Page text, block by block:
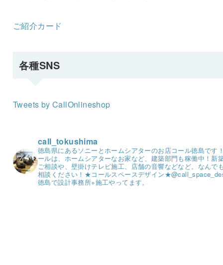
ご紹介カード
各種SNS
Tweets by CallOnlineshop
call_tokushima
徳島県にあるソニーとホームシアターのお店コール徳島です
ールは、ホームシアターなお家など、建築部門も稼働中！ 新
ご相談や、壁掛けテレビ施工、店舗の音響などなど。 なんで
相談ください！ ★コールスペースデザイン★
徳島で設計事務所+施工やってます。